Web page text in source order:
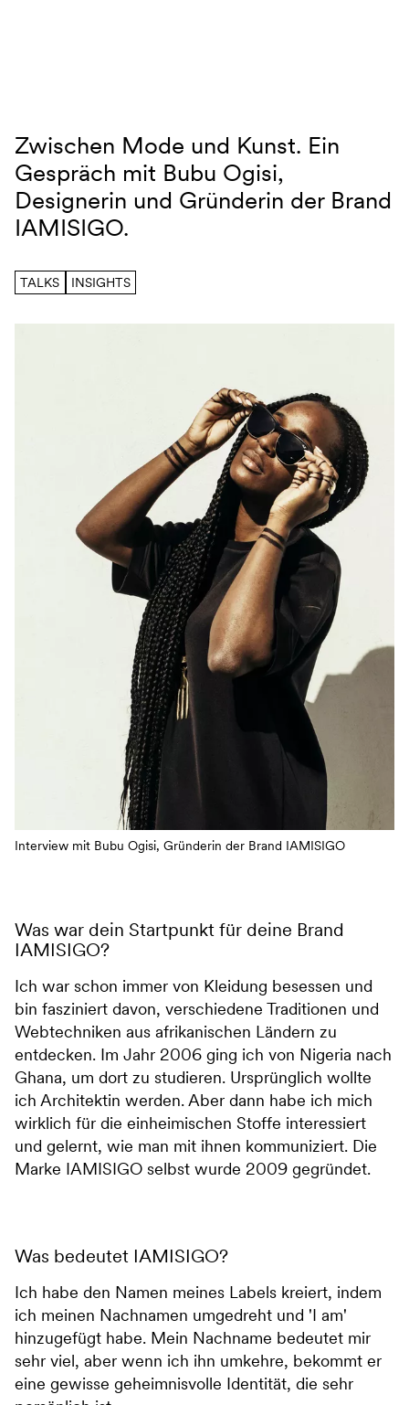
Interview – Bubu Ogisi
Zwischen Mode und Kunst. Ein
Gespräch mit Bubu Ogisi,
Designerin und Gründerin der Brand
IAMISIGO.
TALKS INSIGHTS
Interview mit Bubu Ogisi, Gründerin der Brand IAMISIGO
Was war dein Startpunkt für deine Brand
IAMISIGO?
Ich war schon immer von Kleidung besessen und
bin fasziniert davon, verschiedene Traditionen und
Webtechniken aus afrikanischen Ländern zu
entdecken. Im Jahr 2006 ging ich von Nigeria nach
Ghana, um dort zu studieren. Ursprünglich wollte
ich Architektin werden. Aber dann habe ich mich
wirklich für die einheimischen Stoffe interessiert
und gelernt, wie man mit ihnen kommuniziert. Die
Marke IAMISIGO selbst wurde 2009 gegründet.
Was bedeutet IAMISIGO?
Ich habe den Namen meines Labels kreiert, indem
ich meinen Nachnamen umgedreht und 'I am'
hinzugefügt habe. Mein Nachname bedeutet mir
sehr viel, aber wenn ich ihn umkehre, bekommt er
eine gewisse geheimnisvolle Identität, die sehr